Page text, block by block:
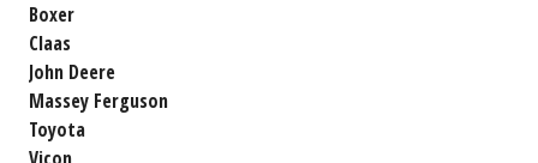
Boxer
Claas
John Deere
Massey Ferguson
Toyota